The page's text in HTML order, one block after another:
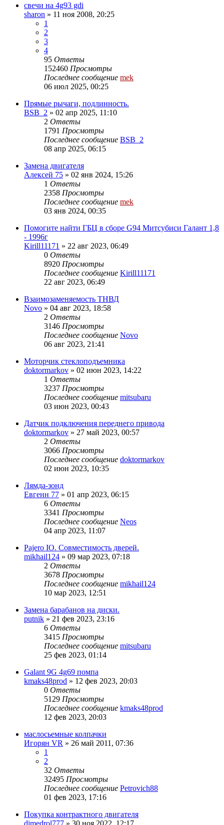
свечи на 4g93 gdi
sharon » 11 ноя 2008, 20:25
1
2
3
4
95 Ответы
152460 Просмотры
Последнее сообщение mek
06 июл 2025, 00:25
Прямые рычаги, подлинность.
BSB_2 » 02 апр 2025, 11:10
2 Ответы
1791 Просмотры
Последнее сообщение BSB_2
08 апр 2025, 06:15
Замена двигателя
Алексей 75 » 02 янв 2024, 15:26
1 Ответы
2358 Просмотры
Последнее сообщение mek
03 янв 2024, 00:35
Помогите найти ГБЦ в сборе G94 Митсубиси Галант 1,8
- 1996г
Kirill11171 » 22 авг 2023, 06:49
0 Ответы
8920 Просмотры
Последнее сообщение Kirill11171
22 авг 2023, 06:49
Взаимозаменяемость ТНВД
Novo » 04 авг 2023, 18:58
2 Ответы
3146 Просмотры
Последнее сообщение Novo
06 авг 2023, 21:41
Моторчик стеклоподъемника
doktormarkov » 02 июн 2023, 14:22
1 Ответы
3237 Просмотры
Последнее сообщение mitsubaru
03 июн 2023, 00:43
Датчик подключения переднего привода
doktormarkov » 27 май 2023, 00:57
2 Ответы
3066 Просмотры
Последнее сообщение doktormarkov
02 июн 2023, 10:35
Лямда-зонд
Евгенн 77 » 01 апр 2023, 06:15
6 Ответы
3341 Просмотры
Последнее сообщение Neos
04 апр 2023, 11:07
Pajero IO. Совместимость дверей.
mikhail124 » 09 мар 2023, 07:18
2 Ответы
3678 Просмотры
Последнее сообщение mikhail124
10 мар 2023, 12:51
Замена барабанов на диски.
putnik » 21 фев 2023, 23:16
6 Ответы
3415 Просмотры
Последнее сообщение mitsubaru
25 фев 2023, 01:14
Galant 9G 4g69 помпа
kmaks48prod » 12 фев 2023, 20:03
0 Ответы
5129 Просмотры
Последнее сообщение kmaks48prod
12 фев 2023, 20:03
маслосьемные колпачки
Игорян VR » 26 май 2011, 07:36
1
2
32 Ответы
32495 Просмотры
Последнее сообщение Petrovich88
01 фев 2023, 17:16
Покупка контрактного двигателя
dimedrol777 » 30 ноя 2022, 12:17